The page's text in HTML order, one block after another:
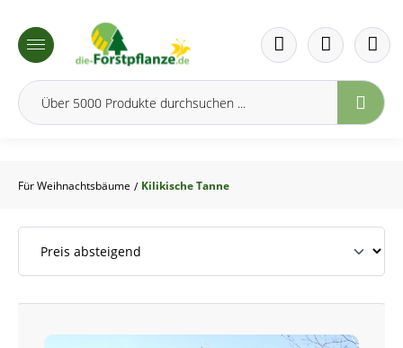
springen
Für Weihnachtsbäume / Kilikische Tanne